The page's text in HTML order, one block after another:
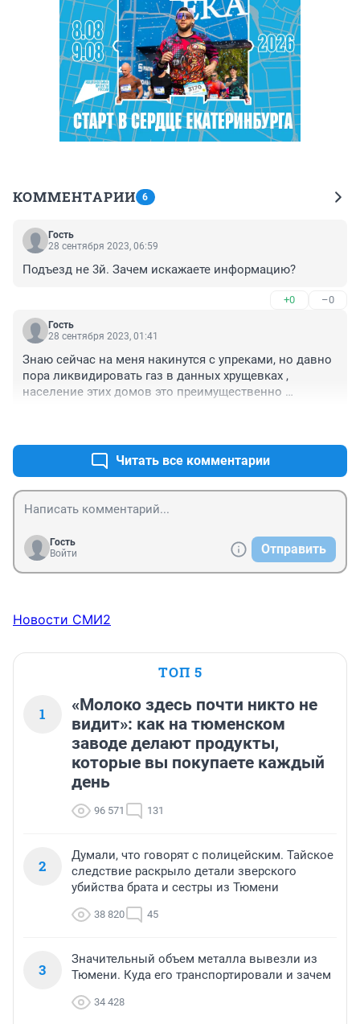
КОММЕНТАРИИ 6
Гость
28 сентября 2023, 06:59
Подъезд не 3й. Зачем искажаете информацию?
+0 –0
Гость
28 сентября 2023, 01:41
Знаю сейчас на меня накинутся с упреками, но давно
пора ликвидировать газ в данных хрущевках ,
население этих домов это преимущественно
электрическими плитами....Читать все комментарии
Гость
Войти
Отправить
Новости СМИ2
ТОП 5
1
«Молоко здесь почти никто не
видит»: как на тюменском
заводе делают продукты,
которые вы покупаете каждый
день
96 571 131
2
Думали, что говорят с полицейским. Тайское
следствие раскрыло детали зверского
убийства брата и сестры из Тюмени
38 820 45
3
Значительный объем металла вывезли из
Тюмени. Куда его транспортировали и зачем
34 428